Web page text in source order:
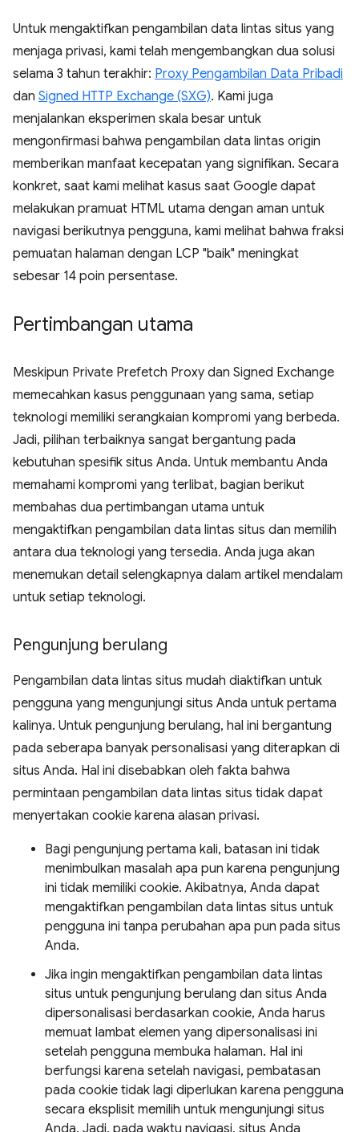
Untuk mengaktifkan pengambilan data lintas situs yang
menjaga privasi, kami telah mengembangkan dua solusi
selama 3 tahun terakhir: Proxy Pengambilan Data Pribadi
dan Signed HTTP Exchange (SXG). Kami juga
menjalankan eksperimen skala besar untuk
mengonfirmasi bahwa pengambilan data lintas origin
memberikan manfaat kecepatan yang signifikan. Secara
konkret, saat kami melihat kasus saat Google dapat
melakukan pramuat HTML utama dengan aman untuk
navigasi berikutnya pengguna, kami melihat bahwa fraksi
pemuatan halaman dengan LCP "baik" meningkat
sebesar 14 poin persentase.
Pertimbangan utama
Meskipun Private Prefetch Proxy dan Signed Exchange
memecahkan kasus penggunaan yang sama, setiap
teknologi memiliki serangkaian kompromi yang berbeda.
Jadi, pilihan terbaiknya sangat bergantung pada
kebutuhan spesifik situs Anda. Untuk membantu Anda
memahami kompromi yang terlibat, bagian berikut
membahas dua pertimbangan utama untuk
mengaktifkan pengambilan data lintas situs dan memilih
antara dua teknologi yang tersedia. Anda juga akan
menemukan detail selengkapnya dalam artikel mendalam
untuk setiap teknologi.
Pengunjung berulang
Pengambilan data lintas situs mudah diaktifkan untuk
pengguna yang mengunjungi situs Anda untuk pertama
kalinya. Untuk pengunjung berulang, hal ini bergantung
pada seberapa banyak personalisasi yang diterapkan di
situs Anda. Hal ini disebabkan oleh fakta bahwa
permintaan pengambilan data lintas situs tidak dapat
menyertakan cookie karena alasan privasi.
Bagi pengunjung pertama kali, batasan ini tidak
menimbulkan masalah apa pun karena pengunjung
ini tidak memiliki cookie. Akibatnya, Anda dapat
mengaktifkan pengambilan data lintas situs untuk
pengguna ini tanpa perubahan apa pun pada situs
Anda.
Jika ingin mengaktifkan pengambilan data lintas
situs untuk pengunjung berulang dan situs Anda
dipersonalisasi berdasarkan cookie, Anda harus
memuat lambat elemen yang dipersonalisasi ini
setelah pengguna membuka halaman. Hal ini
berfungsi karena setelah navigasi, pembatasan
pada cookie tidak lagi diperlukan karena pengguna
secara eksplisit memilih untuk mengunjungi situs
Anda. Jadi, pada waktu navigasi, situs Anda